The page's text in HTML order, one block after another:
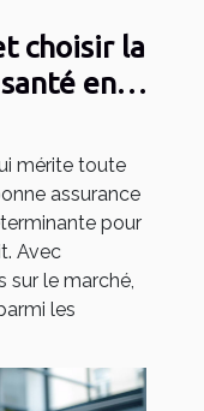
choisir la
en
mérite toute
assurance
pour
Avec
sur le marché,
les